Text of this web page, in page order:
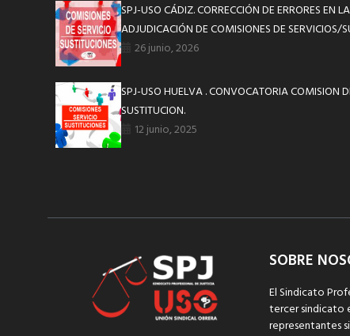
SPJ-USO CÁDIZ. CORRECCIÓN DE ERRORES EN
ADJUDICACIÓN DE COMISIONES DE SERVICIOS/
26 junio, 2026
SPJ-USO HUELVA . CONVOCATORIA COMISION
SUSTITUCION.
12 junio, 2025
SOBRE
El Sindicato
tercer sindicato
representantes